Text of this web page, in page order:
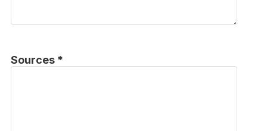
Sources *